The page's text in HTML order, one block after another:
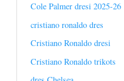
Cole Palmer dresi 2025-26
cristiano ronaldo dres
Cristiano Ronaldo dresi
Cristiano Ronaldo trikots